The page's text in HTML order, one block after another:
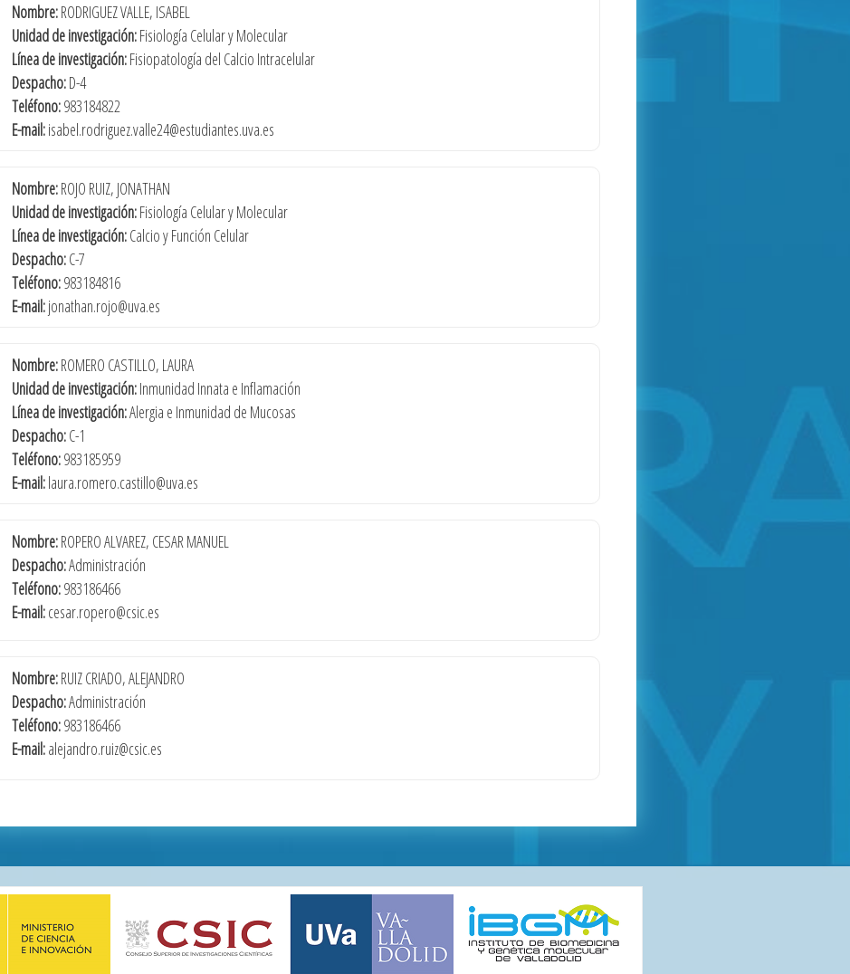
Nombre:RODRIGUEZ VALLE, ISABEL
Unidad de investigación:Fisiología Celular y Molecular
Línea de investigación:Fisiopatología del Calcio Intracelular
Despacho:D-4
Teléfono:983184822
E-mail:isabel.rodriguez.valle24@estudiantes.uva.es
Nombre:ROJO RUIZ, JONATHAN
Unidad de investigación:Fisiología Celular y Molecular
Línea de investigación:Calcio y Función Celular
Despacho:C-7
Teléfono:983184816
E-mail:jonathan.rojo@uva.es
Nombre:ROMERO CASTILLO, LAURA
Unidad de investigación:Inmunidad Innata e Inflamación
Línea de investigación:Alergia e Inmunidad de Mucosas
Despacho:C-1
Teléfono:983185959
E-mail:laura.romero.castillo@uva.es
Nombre:ROPERO ALVAREZ, CESAR MANUEL
Despacho:Administración
Teléfono:983186466
E-mail:cesar.ropero@csic.es
Nombre:RUIZ CRIADO, ALEJANDRO
Despacho:Administración
Teléfono:983186466
E-mail:alejandro.ruiz@csic.es